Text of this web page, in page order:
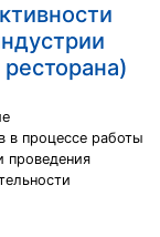
в процессе работы
проведения